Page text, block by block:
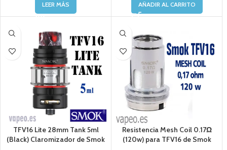
LEER MÁS AÑADIR AL CARRITO
TFV16 Lite 28mm Tank 5ml
(Black) Claromizador de Smok
Resistencia Mesh Coil 0.17Ω
(120w) para TFV16 de Smok